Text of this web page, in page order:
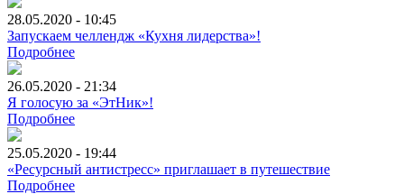
28.05.2020 - 10:45
Запускаем челлендж «Кухня лидерства»!
Подробнее
26.05.2020 - 21:34
Я голосую за «ЭтНик»!
Подробнее
25.05.2020 - 19:44
«Ресурсный антистресс» приглашает в путешествие
Подробнее